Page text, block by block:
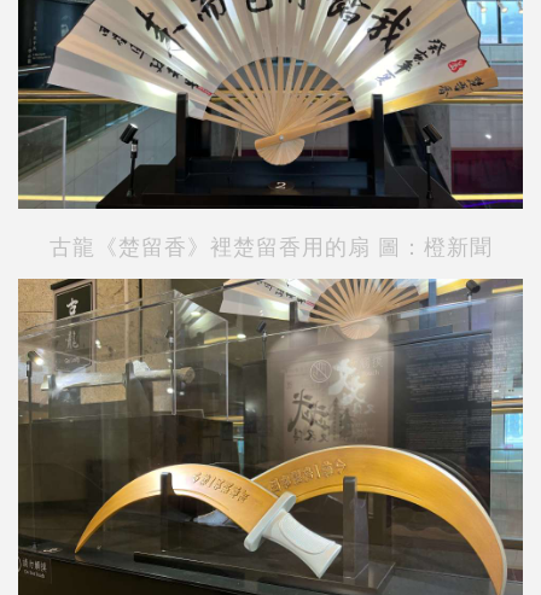
古龍《楚留香》裡楚留香用的扇 圖：橙新聞